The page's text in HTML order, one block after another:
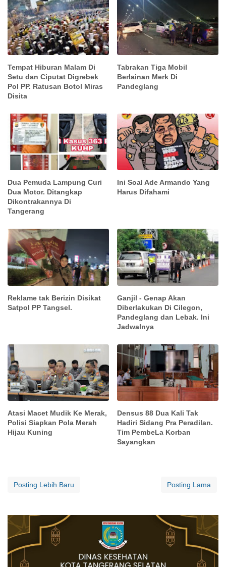
Tempat Hiburan Malam Di
Setu dan Ciputat Digrebek
Pol PP. Ratusan Botol Miras
Disita
Tabrakan Tiga Mobil
Berlainan Merk Di
Pandeglang
Dua Pemuda Lampung Curi
Dua Motor. Ditangkap
Dikontrakannya Di
Tangerang
Ini Soal Ade Armando Yang
Harus Difahami
Reklame tak Berizin Disikat
Satpol PP Tangsel.
Ganjil - Genap Akan
Diberlakukan Di Cilegon,
Pandeglang dan Lebak. Ini
Jadwalnya
Atasi Macet Mudik Ke Merak,
Polisi Siapkan Pola Merah
Hijau Kuning
Densus 88 Dua Kali Tak
Hadiri Sidang Pra Peradilan.
Tim PembeLa Korban
Sayangkan
Posting Lebih Baru Posting Lama